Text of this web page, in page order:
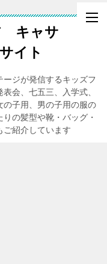
キャサ
イト
ジが発信するキッズフ
会、七五三、入学式、
子用、男の子用の服の
の髪型や靴・バッグ・
ご紹介しています